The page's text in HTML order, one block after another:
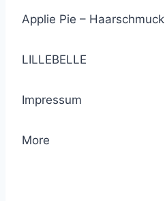
Applie Pie – Haarschmuck
LILLEBELLE
Impressum
More